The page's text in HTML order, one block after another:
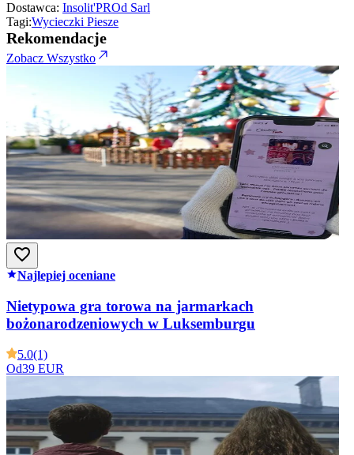
Dostawca: Insolit'PROd Sarl
Tagi:Wycieczki Piesze
Rekomendacje
Zobacz Wszystko
Najlepiej oceniane
Nietypowa gra torowa na jarmarkach
bożonarodzeniowych w Luksemburgu
5.0(1)
Od39 EUR